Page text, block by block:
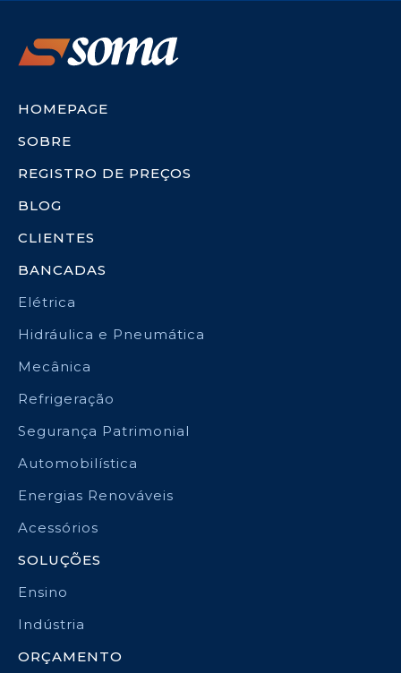
HOMEPAGE
SOBRE
REGISTRO DE PREÇOS
BLOG
CLIENTES
BANCADAS
Elétrica
Hidráulica e Pneumática
Mecânica
Refrigeração
Segurança Patrimonial
Automobilística
Energias Renováveis
Acessórios
SOLUÇÕES
Ensino
Indústria
ORÇAMENTO